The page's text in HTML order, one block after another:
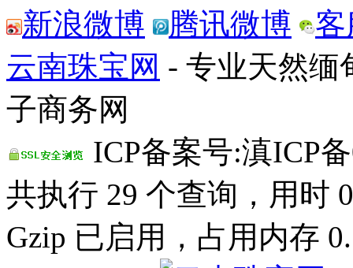
新浪微博
腾讯微博
云南珠宝网 - 专业天然缅
子商务网
ICP备案号:滇ICP
共执行 29 个查询，用时
Gzip 已启用，占用内存